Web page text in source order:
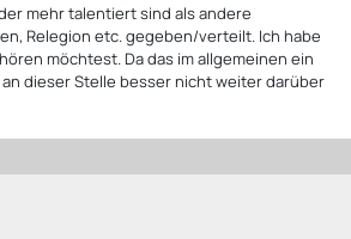
mehr talentiert sind als andere
Relegion etc. gegeben/verteilt. Ich habe
möchtest. Da das im allgemeinen ein
dieser Stelle besser nicht weiter darüber